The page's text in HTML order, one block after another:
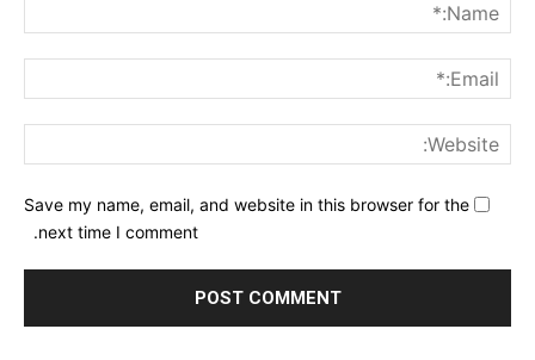
Save my name, email, and website in this browser for the
next time I comment.